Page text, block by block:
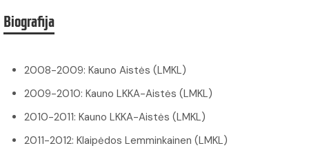
Biografija
2008-2009: Kauno Aistės (LMKL)
2009-2010: Kauno LKKA-Aistės (LMKL)
2010-2011: Kauno LKKA-Aistės (LMKL)
2011-2012: Klaipėdos Lemminkainen (LMKL)